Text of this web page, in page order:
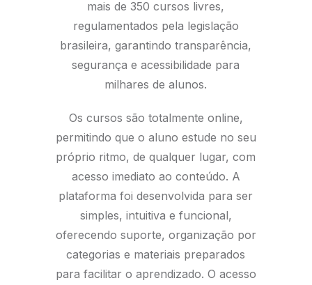
mais de 350 cursos livres,
regulamentados pela legislação
brasileira, garantindo transparência,
segurança e acessibilidade para
milhares de alunos.
Os cursos são totalmente online,
permitindo que o aluno estude no seu
próprio ritmo, de qualquer lugar, com
acesso imediato ao conteúdo. A
plataforma foi desenvolvida para ser
simples, intuitiva e funcional,
oferecendo suporte, organização por
categorias e materiais preparados
para facilitar o aprendizado. O acesso